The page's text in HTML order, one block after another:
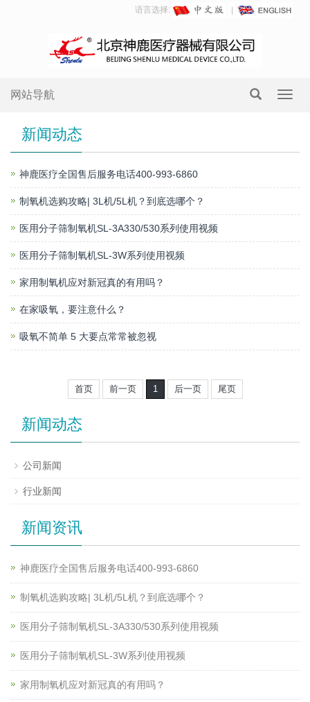
语言选择:
网站导航
新闻动态
神鹿医疗全国售后服务电话400-993-6860
制氧机选购攻略| 3L机/5L机？到底选哪个？
医用分子筛制氧机SL-3A330/530系列使用视频
医用分子筛制氧机SL-3W系列使用视频
家用制氧机应对新冠真的有用吗？
在家吸氧，要注意什么？
吸氧不简单 5 大要点常常被忽视
首页 前一页 1 后一页 尾页
新闻动态
公司新闻
行业新闻
新闻资讯
神鹿医疗全国售后服务电话400-993-6860
制氧机选购攻略| 3L机/5L机？到底选哪个？
医用分子筛制氧机SL-3A330/530系列使用视频
医用分子筛制氧机SL-3W系列使用视频
家用制氧机应对新冠真的有用吗？